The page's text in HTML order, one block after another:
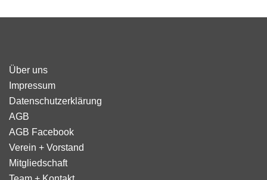
Über uns
Impressum
Datenschutzerklärung
AGB
AGB Facebook
Verein + Vorstand
Mitgliedschaft